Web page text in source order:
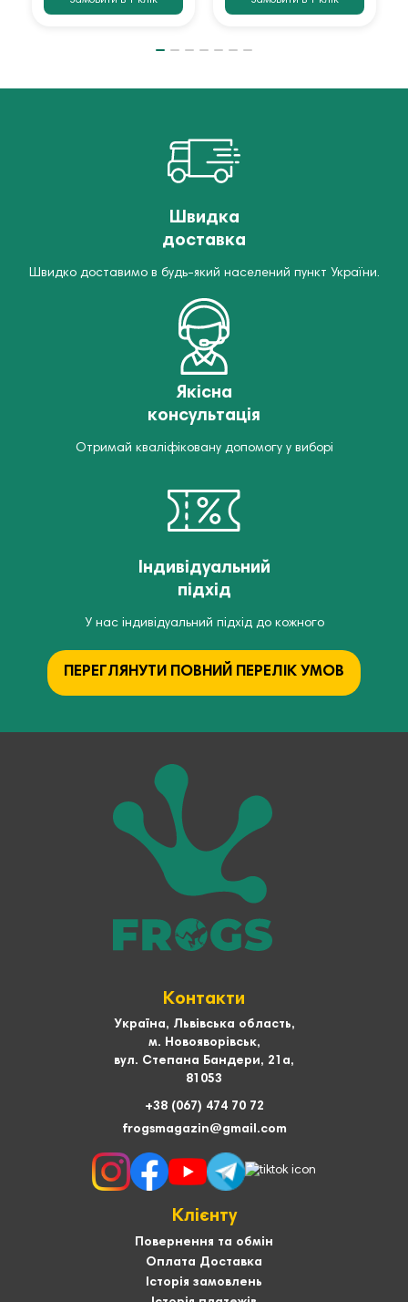
Швидка
доставка
Швидко доставимо в будь-який населений пункт України.
Якісна
консультація
Отримай кваліфіковану допомогу у виборі
Індивідуальний
підхід
У нас індивідуальний підхід до кожного
ПЕРЕГЛЯНУТИ ПОВНИЙ ПЕРЕЛІК УМОВ
Контакти
Україна, Львівська область,
м. Новояворівськ,
вул. Степана Бандери, 21а,
81053
+38 (067) 474 70 72
frogsmagazin@gmail.com
Клієнту
Повернення та обмін
Оплата Доставка
Історія замовлень